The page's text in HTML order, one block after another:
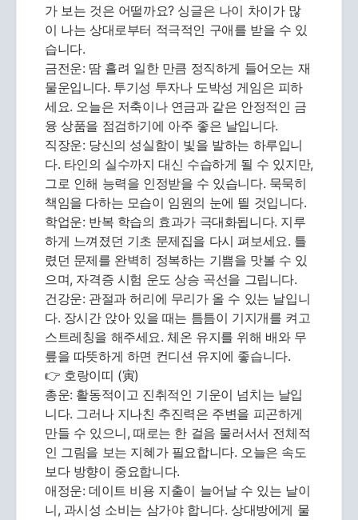
가 보는 것은 어떨까요? 싱글은 나이 차이가 많
이 나는 상대로부터 적극적인 구애를 받을 수 있
습니다.
금전운: 땀 흘려 일한 만큼 정직하게 들어오는 재
물운입니다. 투기성 투자나 도박성 게임은 피하
세요. 오늘은 저축이나 연금과 같은 안정적인 금
융 상품을 점검하기에 아주 좋은 날입니다.
직장운: 당신의 성실함이 빛을 발하는 하루입니
다. 타인의 실수까지 대신 수습하게 될 수 있지만,
그로 인해 능력을 인정받을 수 있습니다. 묵묵히
책임을 다하는 모습이 임원의 눈에 띌 것입니다.
학업운: 반복 학습의 효과가 극대화됩니다. 지루
하게 느껴졌던 기초 문제집을 다시 펴보세요. 틀
렸던 문제를 완벽히 정복하는 기쁨을 맛볼 수 있
으며, 자격증 시험 운도 상승 곡선을 그립니다.
건강운: 관절과 허리에 무리가 올 수 있는 날입니
다. 장시간 앉아 있을 때는 틈틈이 기지개를 켜고
스트레칭을 해주세요. 체온 유지를 위해 배와 무
릎을 따뜻하게 하면 컨디션 유지에 좋습니다.
👉 호랑이띠 (寅)
총운: 활동적이고 진취적인 기운이 넘치는 날입
니다. 그러나 지나친 추진력은 주변을 피곤하게
만들 수 있으니, 때로는 한 걸음 물러서서 전체적
인 그림을 보는 지혜가 필요합니다. 오늘은 속도
보다 방향이 중요합니다.
애정운: 데이트 비용 지출이 늘어날 수 있는 날이
니, 과시성 소비는 삼가야 합니다. 상대방에게 물